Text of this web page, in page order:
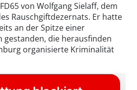
von Wolfgang Sielaff, dem
Rauschgiftdezernats. Er hatte
an der Spitze einer
gestanden, die herausfinden
organisierte Kriminalität